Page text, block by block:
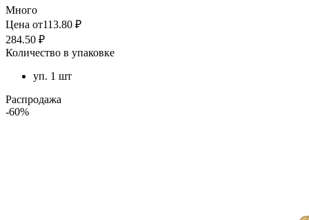
Много
Цена от113.80 ₽
284.50 ₽
Количество в упаковке
уп. 1 шт
Распродажа
-60%